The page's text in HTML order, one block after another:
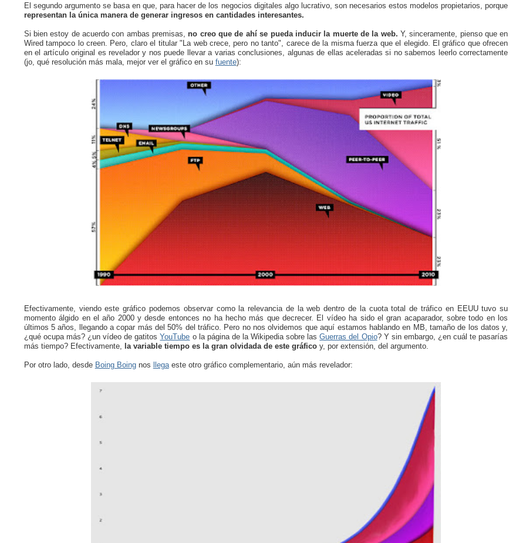
El segundo argumento se basa en que, para hacer de los negocios digitales algo lucrativo, son necesarios estos modelos propietarios, porque
representan la única manera de generar ingresos en cantidades interesantes.
Si bien estoy de acuerdo con ambas premisas,no creo que de ahí se pueda inducir la muerte de la web. Y, sinceramente, pienso que en
Wired tampoco lo creen. Pero, claro el titular "La web crece, pero no tanto", carece de la misma fuerza que el elegido. El gráfico que ofrecen
en el artículo original es revelador y nos puede llevar a varias conclusiones, algunas de ellas aceleradas si no sabemos leerlo correctamente
(jo, qué resolución más mala, mejor ver el gráfico en su fuente):
Efectivamente, viendo este gráfico podemos observar como la relevancia de la web dentro de la cuota total de tráfico en EEUU tuvo su
momento álgido en el año 2000 y desde entonces no ha hecho más que decrecer. El vídeo ha sido el gran acaparador, sobre todo en los
últimos 5 años, llegando a copar más del 50% del tráfico. Pero no nos olvidemos que aquí estamos hablando en MB, tamaño de los datos y,
¿qué ocupa más? ¿un vídeo de gatitosYouTube o la página de la Wikipedia sobre lasGuerras del Opio? Y sin embargo, ¿en cuál te pasarías
más tiempo? Efectivamente, la variable tiempo es la gran olvidada de este gráfico y, por extensión, del argumento.
Por otro lado, desde Boing Boingnos llegaeste otro gráfico complementario, aún más revelador: